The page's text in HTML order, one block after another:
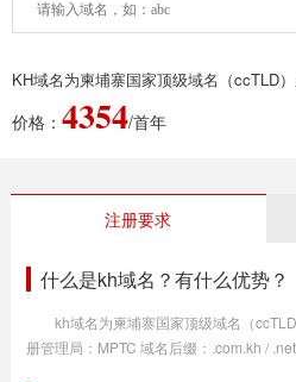
KH域名为柬埔寨国家顶级域名（ccTLD）
价格： 4354/首年
注册要求
什么是kh域名？有什么优势？
kh域名为柬埔寨国家顶级域名（
册管理局：MPTC 域名后缀：.com.kh /